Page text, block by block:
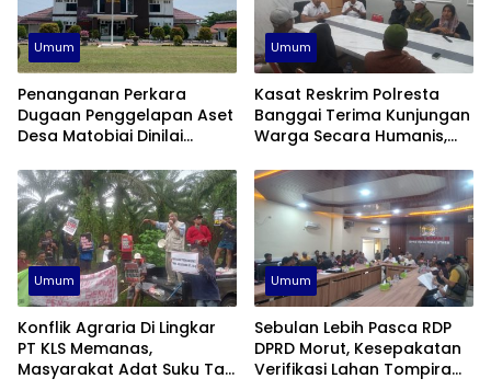
Umum
Penanganan Perkara
Dugaan Penggelapan Aset
Desa Matobiai Dinilai
Desak Segera Limpahkan
Berkas
Umum
Kasat Reskrim Polresta
Banggai Terima Kunjungan
Warga Secara Humanis,
PT KLS Secara Profesional
Umum
Konflik Agraria Di Lingkar
PT KLS Memanas,
Masyarakat Adat Suku Taa
Umum
Sebulan Lebih Pasca RDP
DPRD Morut, Kesepakatan
Verifikasi Lahan Tompira